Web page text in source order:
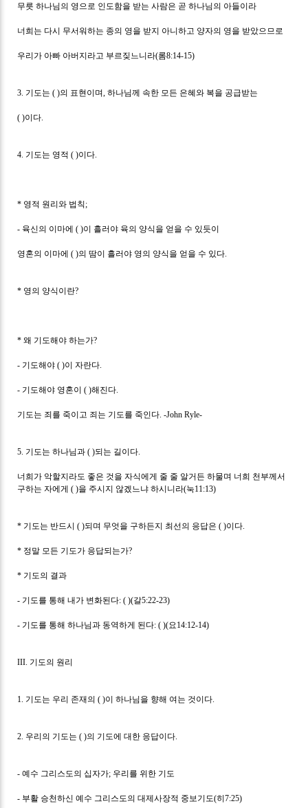
무릇 하나님의 영으로 인도함을 받는 사람은 곧 하나님의 아들이라
너희는 다시 무서워하는 종의 영을 받지 아니하고 양자의 영을 받았으므로
우리가 아빠 아버지라고 부르짖느니라(롬8:14-15)
3. 기도는( )의 표현이며,하나님께 속한 모든 은혜와 복을 공급받는
( )이다.
4. 기도는 영적( )이다.
* 영적 원리와 법칙;
- 육신의 이마에( )이 흘러야 육의 양식을 얻을 수 있듯이
영혼의 이마에( )의 땀이 흘러야 영의 양식을 얻을 수 있다.
* 영의 양식이란?
*왜 기도해야 하는가?
- 기도해야( )이 자란다.
- 기도해야 영혼이( )해진다.
기도는 죄를 죽이고 죄는 기도를 죽인다. -John Ryle-
5. 기도는 하나님과( )되는 길이다.
너희가 악할지라도 좋은 것을 자식에게 줄 줄 알거든 하물며 너희 천부께서
구하는 자에게( )을 주시지 않겠느냐 하시니라(눅11:13)
* 기도는 반드시( )되며 무엇을 구하든지 최선의 응답은( )이다.
* 정말 모든 기도가 응답되는가?
* 기도의 결과
- 기도를 통해 내가 변화된다: ( )(갈5:22-23)
- 기도를 통해 하나님과 동역하게 된다: ( )(요14:12-14)
III. 기도의 원리
1. 기도는 우리 존재의( )이 하나님을 향해 여는 것이다.
2. 우리의 기도는( )의 기도에 대한 응답이다.
-예수 그리스도의 십자가; 우리를 위한 기도
- 부활 승천하신 예수 그리스도의 대제사장적 중보기도(히7:25)